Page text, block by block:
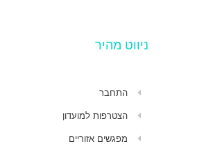
ניווט מהיר
התחבר
הצטרפות למועדון
מפגשים אזוריים